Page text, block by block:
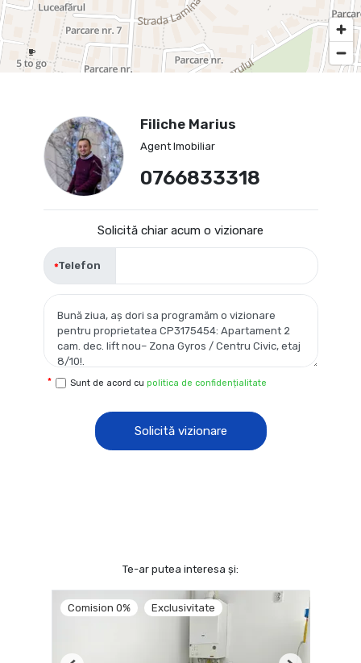
Filiche Marius
Agent Imobiliar
0766833318
Solicită chiar acum o vizionare
Telefon
Sunt de acord cu politica de confidențialitate
Solicită vizionare
Te-ar putea interesa și:
Comision 0% Exclusivitate